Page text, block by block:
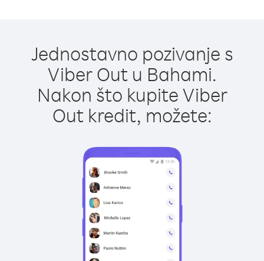
Jednostavno pozivanje s
Viber Out u Bahami.
Nakon što kupite Viber
Out kredit, možete: